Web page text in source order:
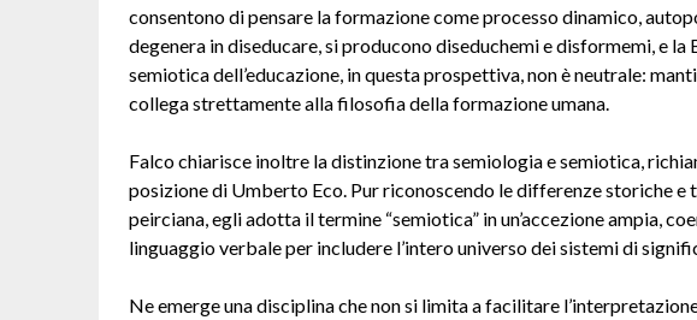
consentono di pensare la formazione come processo dinamico,
degenera in diseducare, si producono diseduchemi e disformemi, e
semiotica dell’educazione, in questa prospettiva, non è neutrale:
collega strettamente alla filosofia della formazione umana.
Falco chiarisce inoltre la distinzione tra semiologia e semiotica,
posizione di Umberto Eco. Pur riconoscendo le differenze storiche e
peirciana, egli adotta il termine “semiotica” in un’accezione ampia,
linguaggio verbale per includere l’intero universo dei sistemi di
Ne emerge una disciplina che non si limita a facilitare